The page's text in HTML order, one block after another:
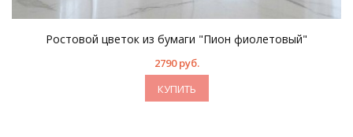
Ростовой цветок из бумаги "Пион фиолетовый"
2790 руб.
КУПИТЬ